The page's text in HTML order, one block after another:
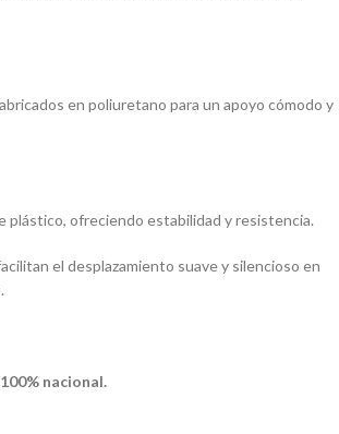
en poliuretano para un apoyo cómodo y
plástico, ofreciendo estabilidad y resistencia.
el desplazamiento suave y silencioso en
nacional.